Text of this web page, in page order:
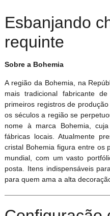
Esbanjando
requinte
Sobre a Bohemia
A região da Bohemia, na
mais tradicional fabricante
primeiros registros de
os séculos a região se
nome à marca Bohemia,
fábricas locais. Atualmente
cristal Bohemia figura entre os
mundial, com um vasto
posta. Itens indispensáveis
para quem ama a alta